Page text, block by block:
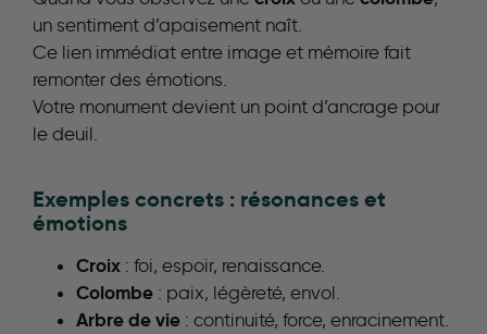
un sentiment d’apaisement naît.
Ce lien immédiat entre image et mémoire fait
remonter des émotions.
Votre monument devient un point d’ancrage pour
le deuil.
Exemples concrets : résonances et
émotions
Croix : foi, espoir, renaissance.
Colombe : paix, légèreté, envol.
Arbre de vie : continuité, force, enracinement.